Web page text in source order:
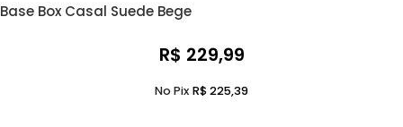
Base Box Casal Suede Bege
R$ 229,99
No Pix R$225,39